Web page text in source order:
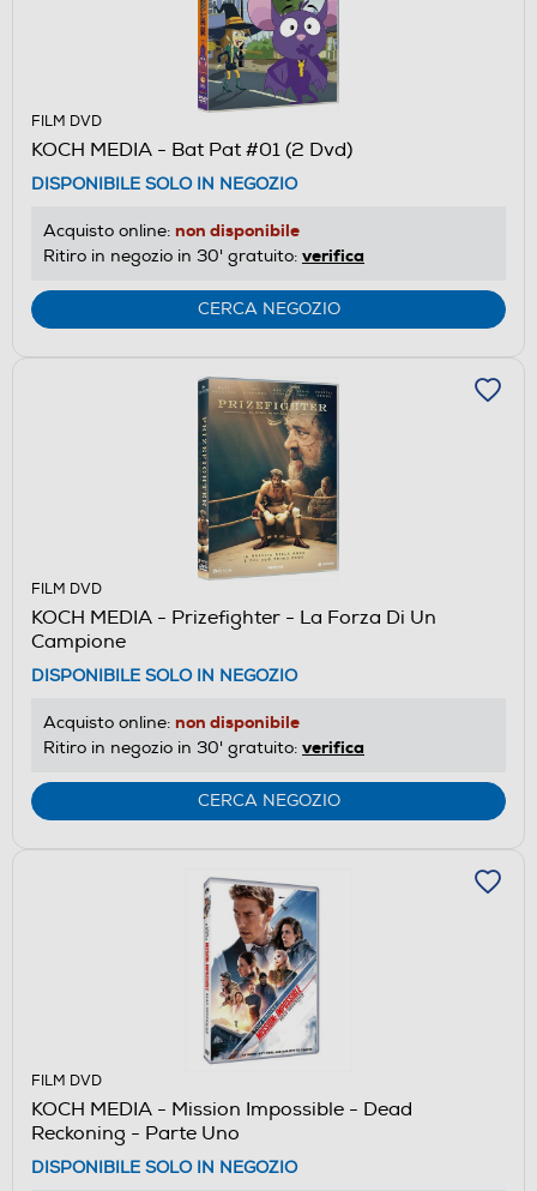
FILM DVD
KOCH MEDIA - Bat Pat #01 (2 Dvd)
DISPONIBILE SOLO IN NEGOZIO
Acquisto online: non disponibile
Ritiro in negozio in 30' gratuito: verifica
CERCA NEGOZIO
FILM DVD
KOCH MEDIA - Prizefighter - La Forza Di Un
Campione
DISPONIBILE SOLO IN NEGOZIO
Acquisto online: non disponibile
Ritiro in negozio in 30' gratuito: verifica
CERCA NEGOZIO
FILM DVD
KOCH MEDIA - Mission Impossible - Dead
Reckoning - Parte Uno
DISPONIBILE SOLO IN NEGOZIO